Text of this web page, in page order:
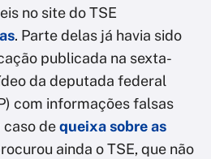
no site do TSE
. Parte delas já havia sido
publicada na sexta-
da deputada federal
com informações falsas
caso dequeixa sobre as
ainda o TSE, que não